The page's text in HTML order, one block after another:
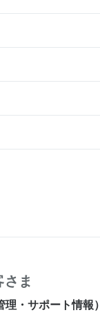
ま
・サポート情報）